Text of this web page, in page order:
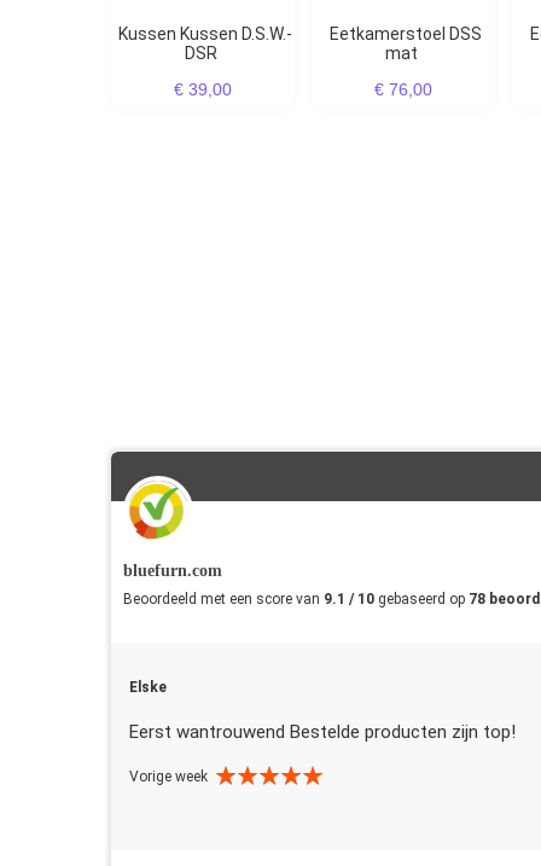
Kussen Kussen D.S.W.-
DSR
€ 39,00
Eetkamerstoel DSS
mat
€ 76,00
Eetkamerstoel DSX
bluefurn.com
Beoordeeld met een score van 9.1 / 10 gebaseerd op 78
Elske
Eerst wantrouwend Bestelde producten zijn top!
Vorige week